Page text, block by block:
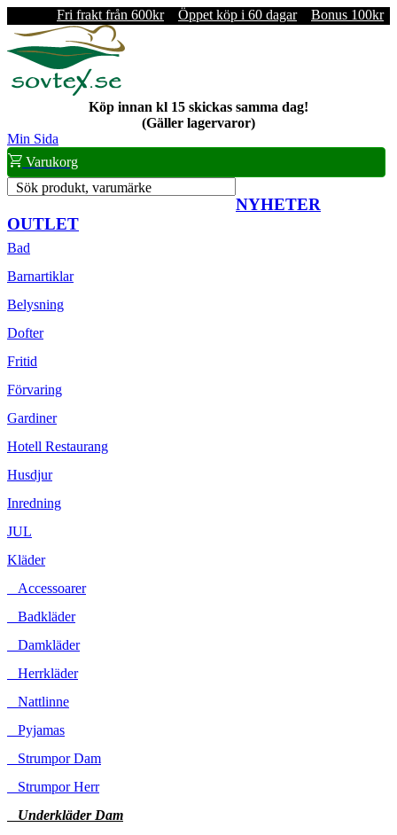
Fri frakt från 600kr Öppet köp i 60 dagar Bonus 100kr
Köp innan kl 15 skickas samma dag!
(Gäller lagervaror)
Min Sida
Varukorg
Sök produkt, varumärke
NYHETER
OUTLET
Bad
Barnartiklar
Belysning
Dofter
Fritid
Förvaring
Gardiner
Hotell Restaurang
Husdjur
Inredning
JUL
Kläder
Accessoarer
Badkläder
Damkläder
Herrkläder
Nattlinne
Pyjamas
Strumpor Dam
Strumpor Herr
Underkläder Dam